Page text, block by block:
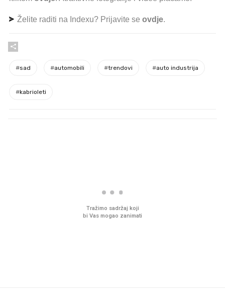
Želite raditi na Indexu? Prijavite se ovdje.
#sad #automobili #trendovi #auto industrija
#kabrioleti